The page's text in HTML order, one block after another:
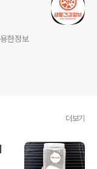
한정보
더보기